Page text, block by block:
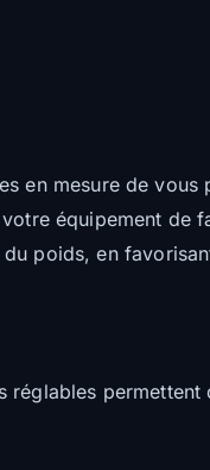
en mesure de vous
équipement de
poids, en
permettent